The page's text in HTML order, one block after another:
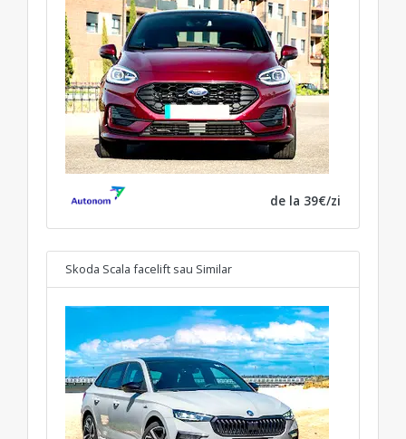
de la 39€/zi
Skoda Scala facelift sau Similar